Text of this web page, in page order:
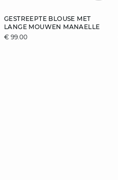
GESTREEPTE BLOUSE MET
LANGE MOUWEN MANAELLE
€ 99.00